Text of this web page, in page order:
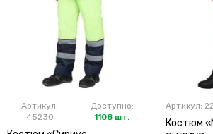
Артикул:
45230
Доступно:
1108 шт.
Артикул:
Костюм